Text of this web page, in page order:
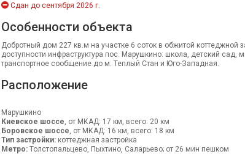
Сдан до сентября 2026 г.
Особенности объекта
Добротный дом 227 кв.м на участке 6 соток в обжитой коттеджной
доступности инфраструктура пос. Марушкино: школа, детский сад,
транспортное сообщение до м. Теплый Стан и Юго-Западная.
Расположение
Марушкино
Киевское шоссе, от МКАД: 17 км, всего: 20 км
Боровское шоссе, от МКАД: 16 км, всего: 18 км
Тип застройки:коттеджная застройка
Метро:Толстопальцево, Пыхтино, Саларьево; от 26 мин пешком